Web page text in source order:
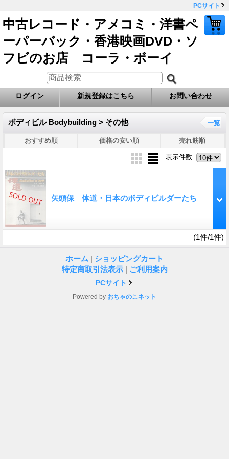
PCサイト
中古レコード・アメコミ・洋書ペ
ーパーバック・香港映画DVD・ソ
フビのお店 コーラ・ボーイ
ログイン 新規登録はこちら お問い合わせ
ボディビル Bodybuilding > その他 一覧
おすすめ順 価格の安い順 売れ筋順
表示件数:
矢頭保 体道・日本のボディビルダーたち
(1件/1件)
ホーム | ショッピングカート
特定商取引法表示 | ご利用案内
PCサイト
Powered by おちゃのこネット